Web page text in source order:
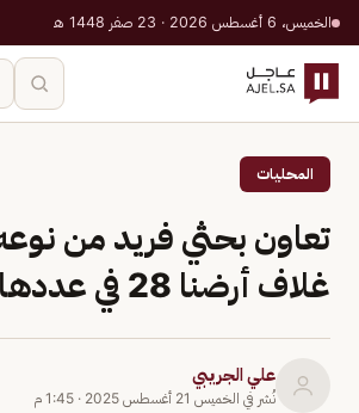
الخميس، 6 أغسطس 2026 · 23 صفر 1448 هـ
المحليات
تعاون بحثي فريد من
غلاف أرضنا 28 في عددها القادم
علي الجريبي
نُشر في الخميس 21 أغسطس 2025 · 1:45 م